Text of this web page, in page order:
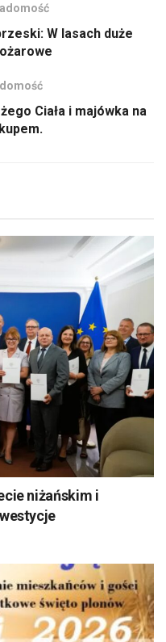
W lasach duże
Ciała i majówka na
niżańskim i